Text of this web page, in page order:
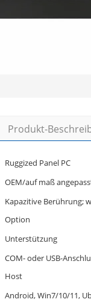
Produkt-
Ruggized Panel PC
OEM/auf maß
Kapazitive Berührung;
Option
Unterstützung
COM- oder USB-
Host
Android, Win7/10/11,